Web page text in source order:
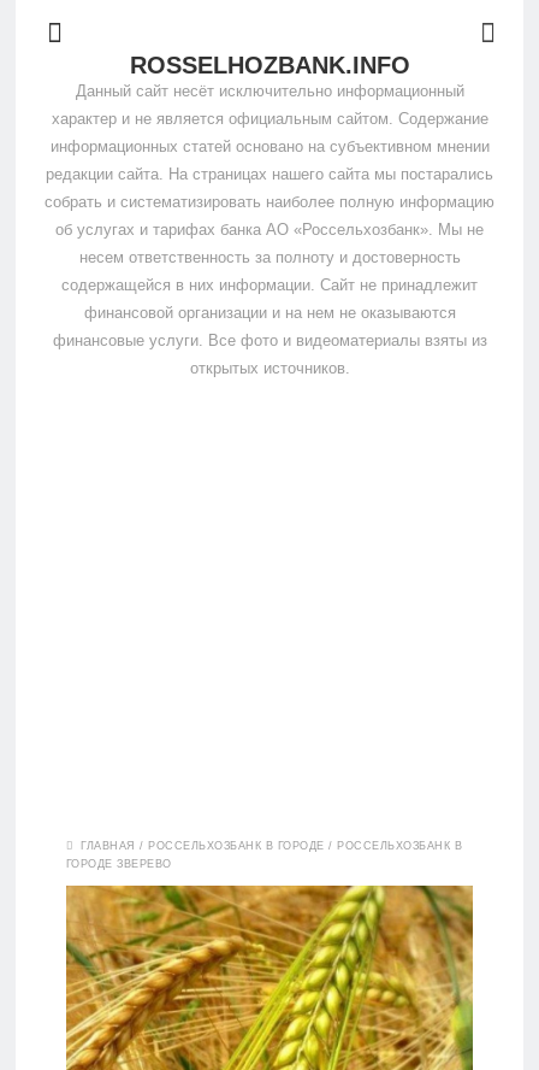
ROSSELHOZBANK.INFO
Данный сайт несёт исключительно информационный
характер и не является официальным сайтом. Содержание
информационных статей основано на субъективном мнении
редакции сайта. На страницах нашего сайта мы постарались
собрать и систематизировать наиболее полную информацию
об услугах и тарифах банка АО «Россельхозбанк». Мы не
несем ответственность за полноту и достоверность
содержащейся в них информации. Сайт не принадлежит
финансовой организации и на нем не оказываются
финансовые услуги. Все фото и видеоматериалы взяты из
открытых источников.
Дебетовые
карты
Кредитные
карты
ГЛАВНАЯ / РОССЕЛЬХОЗБАНК В ГОРОДЕ / РОССЕЛЬХОЗБАНК В
ГОРОДЕ ЗВЕРЕВО